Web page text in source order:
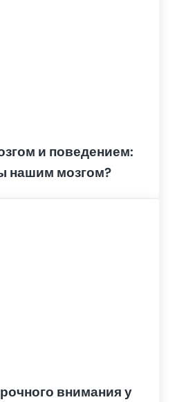
и поведением:
нашим мозгом?
внимания у